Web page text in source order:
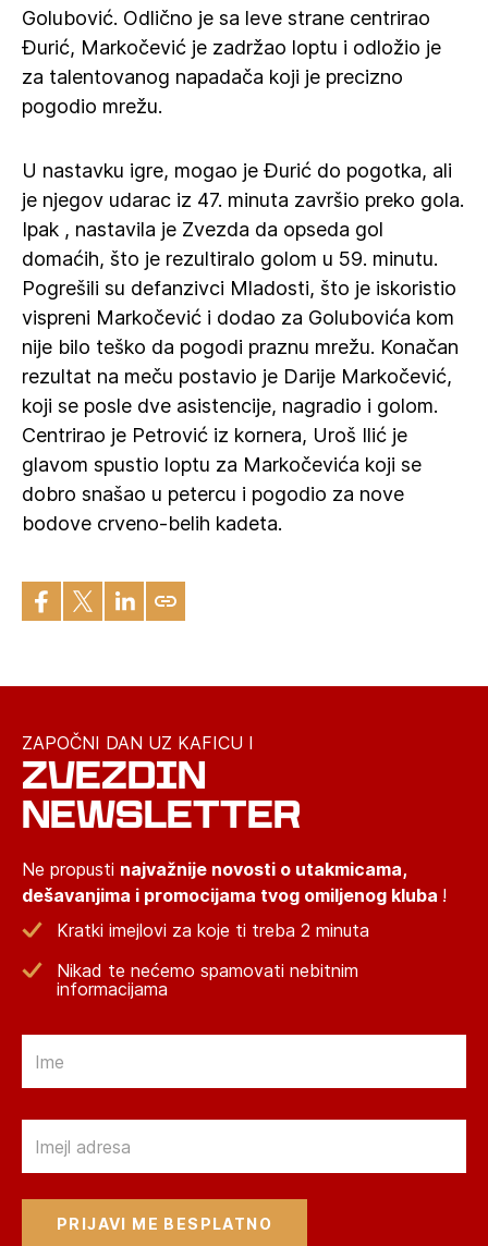
Golubović. Odlično je sa leve strane centrirao
Đurić, Markočević je zadržao loptu i odložio je
za talentovanog napadača koji je precizno
pogodio mrežu.
U nastavku igre, mogao je Đurić do pogotka, ali
je njegov udarac iz 47. minuta završio preko gola.
Ipak , nastavila je Zvezda da opseda gol
domaćih, što je rezultiralo golom u 59. minutu.
Pogrešili su defanzivci Mladosti, što je iskoristio
vispreni Markočević i dodao za Golubovića kom
nije bilo teško da pogodi praznu mrežu. Konačan
rezultat na meču postavio je Darije Markočević,
koji se posle dve asistencije, nagradio i golom.
Centrirao je Petrović iz kornera, Uroš Ilić je
glavom spustio loptu za Markočevića koji se
dobro snašao u petercu i pogodio za nove
bodove crveno-belih kadeta.
ZAPOČNI DAN UZ KAFICU I
ZVEZDIN
NEWSLETTER
Ne propusti najvažnije novosti o utakmicama,
dešavanjima i promocijama tvog omiljenog kluba !
Kratki imejlovi za koje ti treba 2 minuta
Nikad te nećemo spamovati nebitnim
informacijama